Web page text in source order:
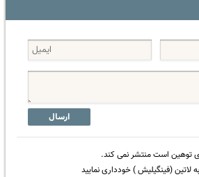
ارسال
توهین است منتشر نمی کند.
لاتین (فینگیلیش ) خودداری نمایید